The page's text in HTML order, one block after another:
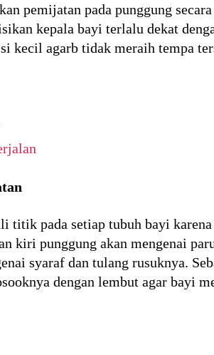
pemijatan pada punggung
kepala bayi terlalu dekat
kecil agarb tidak meraih tempa
titik pada setiap tubuh bayi karena
kiri punggung akan mengenai
syaraf dan tulang rusuknya.
dengan lembut agar bayi